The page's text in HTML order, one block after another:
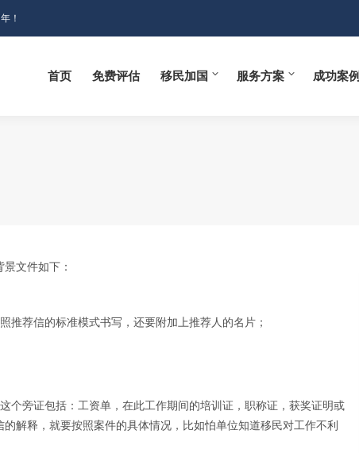
！
首页 免费评估 移民加国 服务方案 成功案例
文件如下：
推荐信的标准模式书写，还要附加上推荐人的名片；
个旁证包括：工资单，在此工作期间的培训证，职称证，获奖证明或
解释，就要按照案件的具体情况，比如怕单位知道移民对工作不利